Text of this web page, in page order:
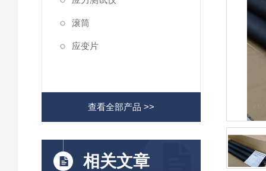
滚筒
应变片
查看全部产品 >>
相关文章